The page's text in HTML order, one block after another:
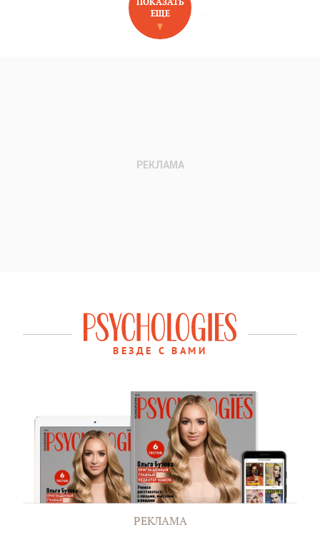
НОВОЕ НА САЙТЕ
ЕЩЕ
ВЕЗДЕ С ВАМИ
РЕКЛАМА